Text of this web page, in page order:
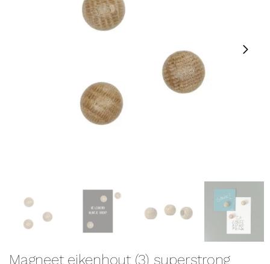
Magneet eikenhout (3) superstrong